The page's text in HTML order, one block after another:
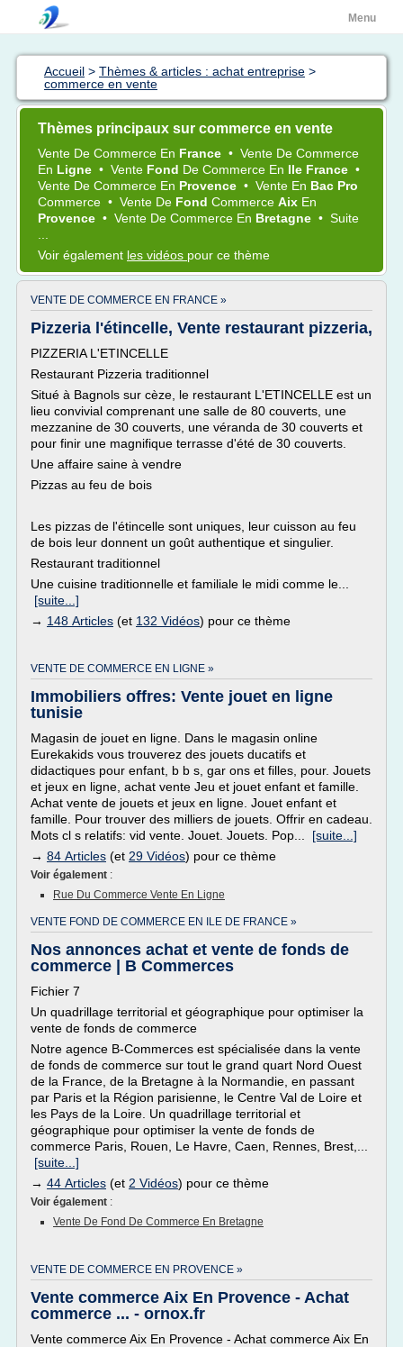
Menu
Accueil > Thèmes & articles : achat entreprise >
commerce en vente
Thèmes principaux sur commerce en vente
Vente De Commerce En France • Vente De Commerce
En Ligne • Vente Fond De Commerce En Ile France •
Vente De Commerce En Provence • Vente En Bac Pro
Commerce • Vente De Fond Commerce Aix En
Provence • Vente De Commerce En Bretagne • Suite
Voir également les vidéos pour ce thème
VENTE DE COMMERCE EN FRANCE »
Pizzeria l'étincelle, Vente restaurant pizzeria,
PIZZERIA L'ETINCELLE
Restaurant Pizzeria traditionnel
Situé à Bagnols sur cèze, le restaurant L'ETINCELLE est un
lieu convivial comprenant une salle de 80 couverts, une
mezzanine de 30 couverts, une véranda de 30 couverts et
pour finir une magnifique terrasse d'été de 30 couverts.
Une affaire saine à vendre
Pizzas au feu de bois
Les pizzas de l'étincelle sont uniques, leur cuisson au feu
de bois leur donnent un goût authentique et singulier.
Restaurant traditionnel
Une cuisine traditionnelle et familiale le midi comme le...
[suite...]
→ 148 Articles (et 132 Vidéos) pour ce thème
VENTE DE COMMERCE EN LIGNE »
Immobiliers offres: Vente jouet en ligne
tunisie
Magasin de jouet en ligne. Dans le magasin online
Eurekakids vous trouverez des jouets ducatifs et
didactiques pour enfant, b b s, gar ons et filles, pour. Jouets
et jeux en ligne, achat vente Jeu et jouet enfant et famille.
Achat vente de jouets et jeux en ligne. Jouet enfant et
famille. Pour trouver des milliers de jouets. Offrir en cadeau.
Mots cl s relatifs: vid vente. Jouet. Jouets. Pop... [suite...]
→ 84 Articles (et 29 Vidéos) pour ce thème
Voir également :
Rue Du Commerce Vente En Ligne
VENTE FOND DE COMMERCE EN ILE DE FRANCE »
Nos annonces achat et vente de fonds de
commerce | B Commerces
Fichier 7
Un quadrillage territorial et géographique pour optimiser la
vente de fonds de commerce
Notre agence B-Commerces est spécialisée dans la vente
de fonds de commerce sur tout le grand quart Nord Ouest
de la France, de la Bretagne à la Normandie, en passant
par Paris et la Région parisienne, le Centre Val de Loire et
les Pays de la Loire. Un quadrillage territorial et
géographique pour optimiser la vente de fonds de
commerce Paris, Rouen, Le Havre, Caen, Rennes, Brest,...
[suite...]
→ 44 Articles (et 2 Vidéos) pour ce thème
Voir également :
Vente De Fond De Commerce En Bretagne
VENTE DE COMMERCE EN PROVENCE »
Vente commerce Aix En Provence - Achat
commerce ... - ornox.fr
Vente commerce Aix En Provence - Achat commerce Aix En